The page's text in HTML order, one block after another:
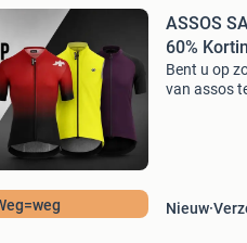
ASSOS
60%
Bent u op
van assos
Nieuw